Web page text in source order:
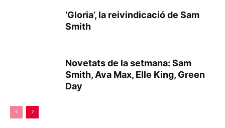
‘Gloria’, la reivindicació de Sam
Smith
Novetats de la setmana: Sam
Smith, Ava Max, Elle King, Green
Day